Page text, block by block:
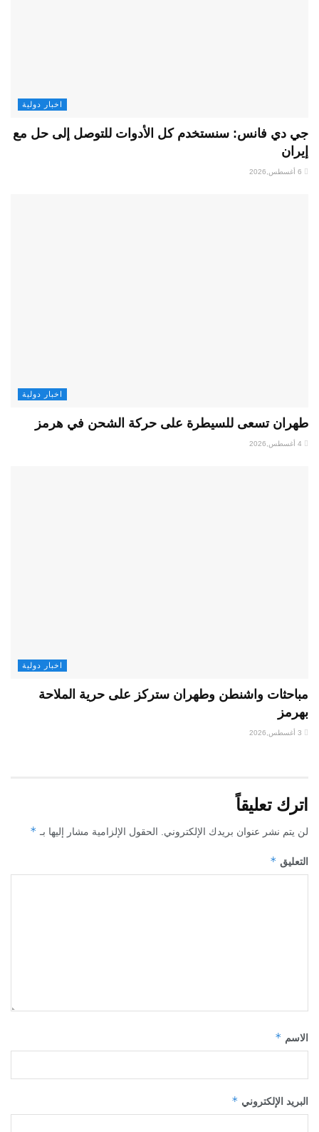
اخبار دولية
جي دي فانس: سنستخدم كل الأدوات للتوصل إلى حل مع
إيران
اخبار دولية
طهران تسعى للسيطرة على حركة الشحن في هرمز
اخبار دولية
مباحثات واشنطن وطهران ستركز على حرية الملاحة
بهرمز
اترك تعليقاً
لن يتم نشر عنوان بريدك الإلكتروني. الحقول الإلزامية مشار إليها بـ *
التعليق *
الاسم *
البريد الإلكتروني *